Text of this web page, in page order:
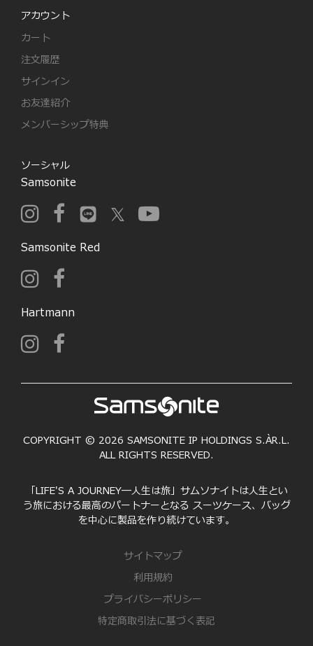
アカウント
カート
注文履歴
サインイン
お友達紹介
メンバーシップ特典
ソーシャル
Samsonite
Samsonite Red
Hartmann
COPYRIGHT © 2026 SAMSONITE IP HOLDINGS S.ÀR.L.
ALL RIGHTS RESERVED.
「LIFE'S A JOURNEY―人生は旅」サムソナイトは人生とい
う旅における最高のパートナーとなる スーツケース、バッグ
を中心に製品を作り続けています。
サイトマップ
利用規約
プライバシーポリシー
特定商取引法に基づく表記